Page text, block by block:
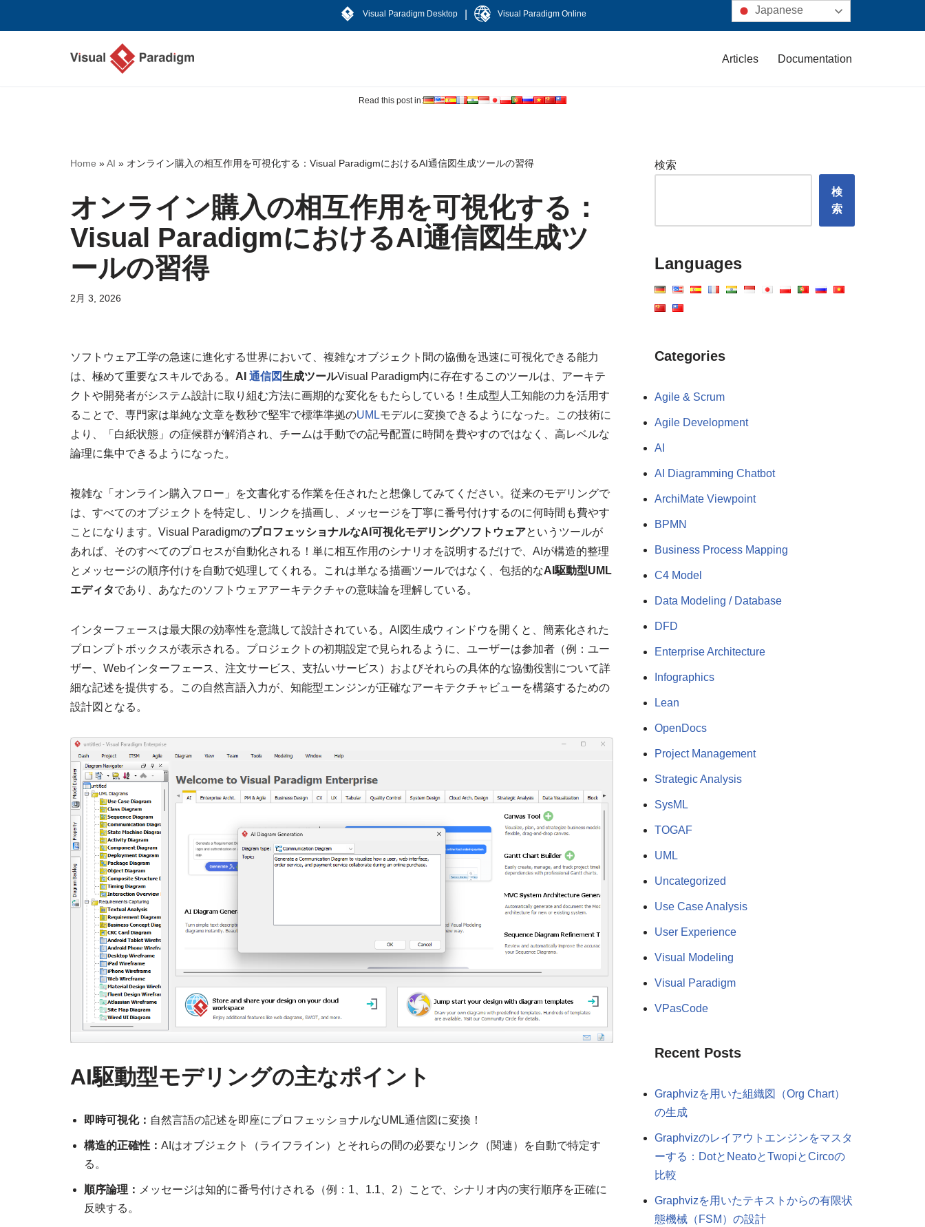
Visual Paradigm Desktop Visual Paradigm Online
Articles Documentation
Read this post in:
Home »AI » オンライン購入の相互作用を可視化する：Visual ParadigmにおけるAI通信図生成ツールの習得
オンライン購入の相互作用を可視化する：
Visual ParadigmにおけるAI通信図生成ツ
ールの習得
2月 3, 2026
ソフトウェア工学の急速に進化する世界において、複雑なオブジェクト間の協働を迅速に可視化できる能力
は、極めて重要なスキルである。 AI 通信図生成ツールVisual Paradigm内に存在するこのツールは、アーキテ
クトや開発者がシステム設計に取り組む方法に画期的な変化をもたらしている！生成型人工知能の力を活用す
ることで、専門家は単純な文章を数秒で堅牢で標準準拠のUMLモデルに変換できるようになった。この技術に
より、「白紙状態」の症候群が解消され、チームは手動での記号配置に時間を費やすのではなく、高レベルな
論理に集中できるようになった。
複雑な「オンライン購入フロー」を文書化する作業を任されたと想像してみてください。従来のモデリングで
は、すべてのオブジェクトを特定し、リンクを描画し、メッセージを丁寧に番号付けするのに何時間も費やす
ことになります。Visual ParadigmのプロフェッショナルなAI可視化モデリングソフトウェアというツールが
あれば、そのすべてのプロセスが自動化される！単に相互作用のシナリオを説明するだけで、AIが構造的整理
とメッセージの順序付けを自動で処理してくれる。これは単なる描画ツールではなく、包括的なAI駆動型UML
エディタであり、あなたのソフトウェアアーキテクチャの意味論を理解している。
インターフェースは最大限の効率性を意識して設計されている。AI図生成ウィンドウを開くと、簡素化された
プロンプトボックスが表示される。プロジェクトの初期設定で見られるように、ユーザーは参加者（例：ユー
ザー、Webインターフェース、注文サービス、支払いサービス）およびそれらの具体的な協働役割について詳
細な記述を提供する。この自然言語入力が、知能型エンジンが正確なアーキテクチャビューを構築するための
設計図となる。
AI駆動型モデリングの主なポイント
即時可視化： 自然言語の記述を即座にプロフェッショナルなUML通信図に変換！
構造的正確性： AIはオブジェクト（ライフライン）とそれらの間の必要なリンク（関連）を自動で特定す
る。
順序論理： メッセージは知的に番号付けされる（例：1、1.1、2）ことで、シナリオ内の実行順序を正確に
反映する。
検索
検
索
Languages
Categories
Agile & Scrum
Agile Development
AI
AI Diagramming Chatbot
ArchiMate Viewpoint
BPMN
Business Process Mapping
C4 Model
Data Modeling / Database
DFD
Enterprise Architecture
Infographics
Lean
OpenDocs
Project Management
Strategic Analysis
SysML
TOGAF
UML
Uncategorized
Use Case Analysis
User Experience
Visual Modeling
Visual Paradigm
VPasCode
Recent Posts
Graphvizを用いた組織図（Org Chart）
の生成
Graphvizのレイアウトエンジンをマスタ
ーする：DotとNeatoとTwopiとCircoの
比較
Graphvizを用いたテキストからの有限状
態機械（FSM）の設計
Japanese